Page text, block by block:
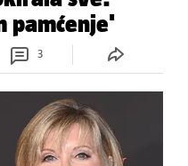
pamćenje'
3